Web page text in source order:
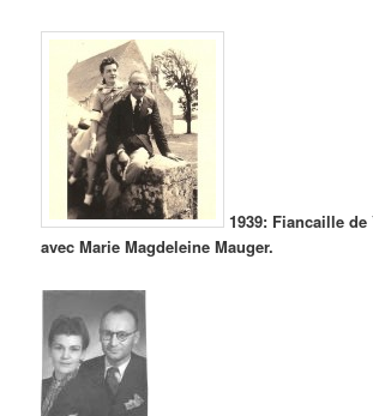
1939: Fiancaille de
avec Marie Magdeleine Mauger.